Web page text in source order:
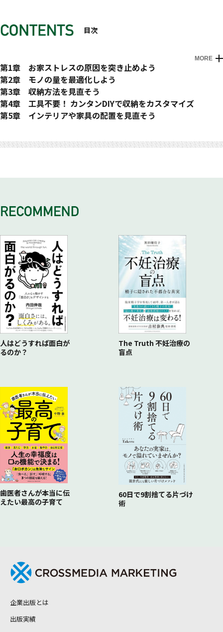
目次
MORE
はじめに 快適空間はクリエイティブな発想で
第1章 お家ストレスの原因を突き止めよう
Rule#01 モノを減らすだけでは快適にならない
Rule#02 プチストレスこそブラッシュアップのチャンス
Rule#03 お家ストレスの要因を洗い出す
Rule#04 写真を撮ると改善点が見えてくる
第2章 モノの量を最適化しよう
Rule#06 「捜す」を「なくす」
Rule#07 自分の最適量を見つける
Rule#08 整理の基本は「全部出し」
Rule#10 「モッタイナイ」の本心は「捨てたい」である
Rule#11 自分に合った手放し方を探る
Rule#13 パーソナルスペースには手を出さない
第3章 収納方法を見直そう
Rule#16 ベースが整えば部屋は数分で片づく
Rule#17 収納が多くても満足度は上がらない
Rule#19 モノをホームレスにしない
Rule#20 アクションの数はストレスの数
Rule#22 収納は暮らしに合わせてカスタマイズする
第4章 工具不要！ カンタンDIYで収納をカスタマイズ
突っ張り棒活用術
有孔ボード活用術
マグネット活用術
紙や箱の再利用方法
第5章 インテリアや家具の配置を見直そう
Rule#25 コンセプトにあった家具を選ぶ
Rule#26 生活動線のルール
Rule#28 家具レイアウトはアプリでシミュレーションする
Rule#31 明かりは生活シーンに合わせる
Rule#33 快適のヒントはお店に落ちている
人はどうすれば面白が
るのか？
The Truth 不妊治療の
盲点
歯医者さんが本当に伝
えたい最高の子育て
60日で9割捨てる片づけ
術
企業出版とは
出版実績